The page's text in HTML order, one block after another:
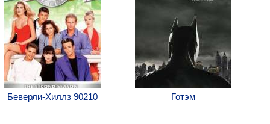
Беверли-Хиллз 90210 Готэм